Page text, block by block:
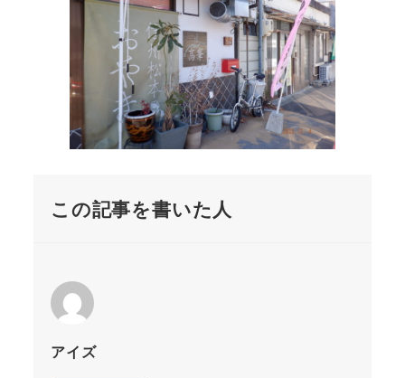
この記事を書いた人
アイズ